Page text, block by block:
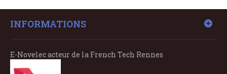
INFORMATIONS
E-Novelec acteur de la French Tech Rennes